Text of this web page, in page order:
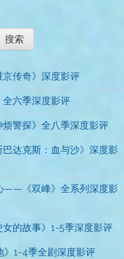
搜索
传奇》深度影评
六季深度影评
警探》全八季深度影评
达克斯：血与沙》深度影
——《双峰》全系列深度影
的故事》1-5季深度影评
》1-4季全剧深度影评